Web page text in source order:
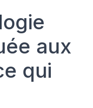
aux
qui